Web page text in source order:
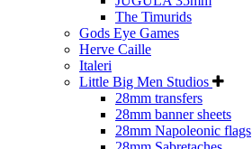
The Timurids
Gods Eye Games
Herve Caille
Italeri
Little Big Men Studios
28mm transfers
28mm banner sheets
28mm Napoleonic flags